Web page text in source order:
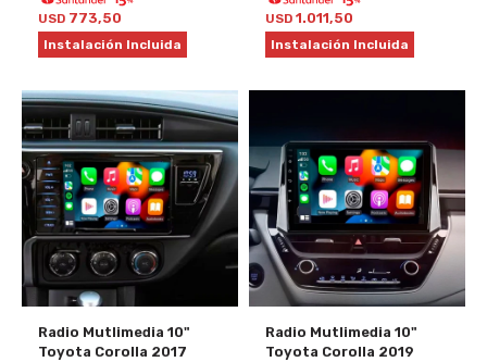
USD 773,50
Instalación Incluida
USD 1.011,50
Instalación Incluida
Radio Mutlimedia 10"
Toyota Corolla 2017
Radio Mutlimedia 10"
Toyota Corolla 2019